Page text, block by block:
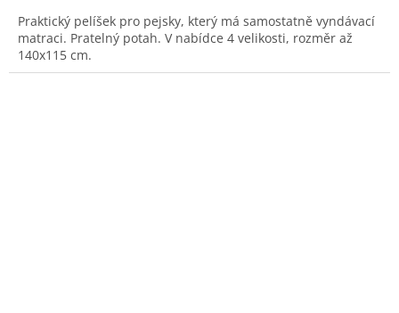
Praktický pelíšek pro pejsky, který má samostatně vyndávací
matraci. Pratelný potah. V nabídce 4 velikosti, rozměr až
140x115 cm.